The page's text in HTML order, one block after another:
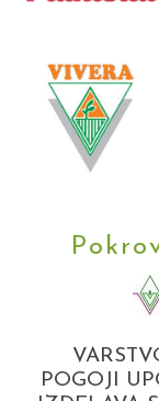
POGOJI